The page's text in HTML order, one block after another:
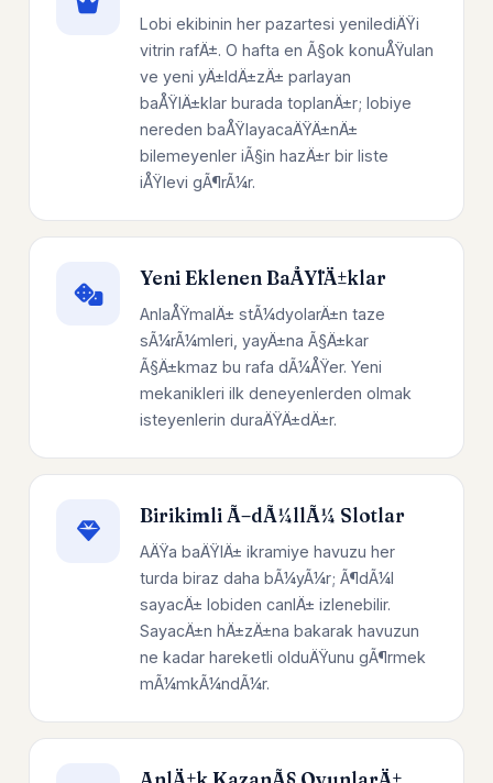
Lobi ekibinin her pazartesi yenilediÄŸi
vitrin rafÄ±. O hafta en Ã§ok konuÅŸulan
ve yeni yÄ±ldÄ±zÄ± parlayan
baÅŸlÄ±klar burada toplanÄ±r; lobiye
nereden baÅŸlayacaÄŸÄ±nÄ±
bilemeyenler iÃ§in hazÄ±r bir liste
iÅŸlevi gÃ¶rÃ¼r.
Yeni Eklenen BaÅŸlÄ±klar
AnlaÅŸmalÄ± stÃ¼dyolarÄ±n taze
sÃ¼rÃ¼mleri, yayÄ±na Ã§Ä±kar
Ã§Ä±kmaz bu rafa dÃ¼ÅŸer. Yeni
mekanikleri ilk deneyenlerden olmak
isteyenlerin duraÄŸÄ±dÄ±r.
Birikimli Ã–dÃ¼llÃ¼ Slotlar
AÄŸa baÄŸlÄ± ikramiye havuzu her
turda biraz daha bÃ¼yÃ¼r; Ã¶dÃ¼l
sayacÄ± lobiden canlÄ± izlenebilir.
SayacÄ±n hÄ±zÄ±na bakarak havuzun
ne kadar hareketli olduÄŸunu gÃ¶rmek
mÃ¼mkÃ¼ndÃ¼r.